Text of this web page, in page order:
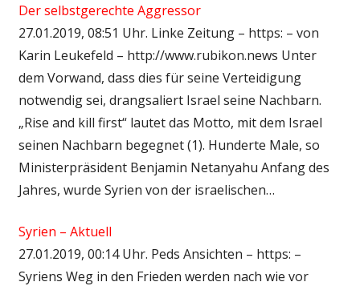
Der selbstgerechte Aggressor
27.01.2019, 08:51 Uhr. Linke Zeitung – https: – von
Karin Leukefeld – http://www.rubikon.news Unter
dem Vorwand, dass dies für seine Verteidigung
notwendig sei, drangsaliert Israel seine Nachbarn.
„Rise and kill first“ lautet das Motto, mit dem Israel
seinen Nachbarn begegnet (1). Hunderte Male, so
Ministerpräsident Benjamin Netanyahu Anfang des
Jahres, wurde Syrien von der israelischen…
Syrien – Aktuell
27.01.2019, 00:14 Uhr. Peds Ansichten – https: –
Syriens Weg in den Frieden werden nach wie vor